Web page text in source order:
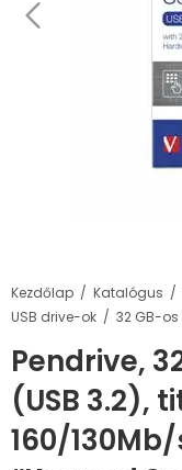
Kezdőlap Katalógus
USB drive-ok
Pendrive,
(USB 3.2),
160/130Mb/